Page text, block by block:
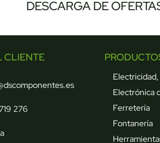
DESCARGA DE
CLIENTE
276
Electrónica
Ferretería
Fontanería